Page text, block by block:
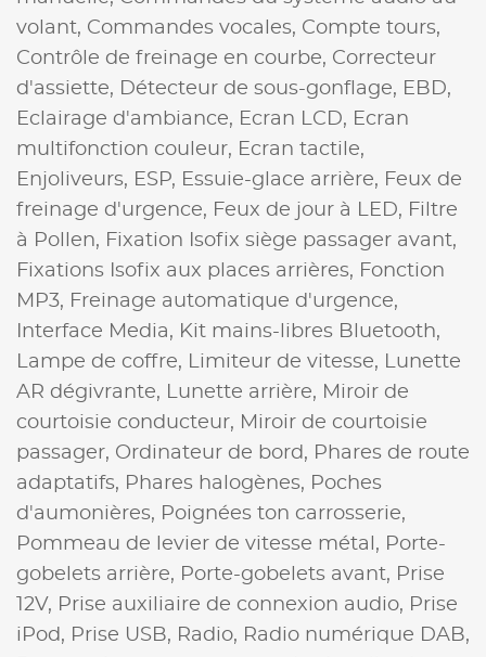
volant, Commandes vocales, Compte tours,
Contrôle de freinage en courbe, Correcteur
d'assiette,
Détecteur de sous-gonflage, EBD,
Eclairage d'ambiance, Ecran LCD, Ecran
multifonction couleur, Ecran tactile,
Enjoliveurs, ESP, Essuie-glace arrière, Feux de
freinage d'urgence, Feux de jour à LED, Filtre
à Pollen, Fixation Isofix siège passager avant,
Fixations Isofix aux places arrières, Fonction
MP3, Freinage automatique d'urgence,
Interface Media, Kit mains-libres Bluetooth,
Lampe de coffre,
Limiteur de vitesse,
Lunette
AR dégivrante,
Lunette arrière, Miroir de
courtoisie conducteur, Miroir de courtoisie
passager, Ordinateur de bord, Phares de route
adaptatifs, Phares halogènes, Poches
d'aumonières, Poignées ton carrosserie,
Pommeau de levier de vitesse métal, Porte-
gobelets arrière, Porte-gobelets avant, Prise
12V, Prise auxiliaire de connexion audio, Prise
iPod, Prise USB, Radio, Radio numérique DAB,